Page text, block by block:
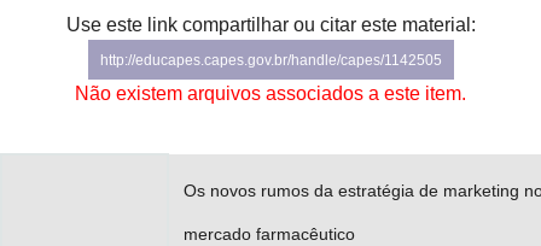
Secretaria de Governo
Gabinete de Segurança Institucional
Use este link compartilhar ou citar este material:
http://educapes.capes.gov.br/handle/capes/1142505
Não existem arquivos associados a este item.
Os novos rumos da estratégia de marketing
mercado farmacêutico